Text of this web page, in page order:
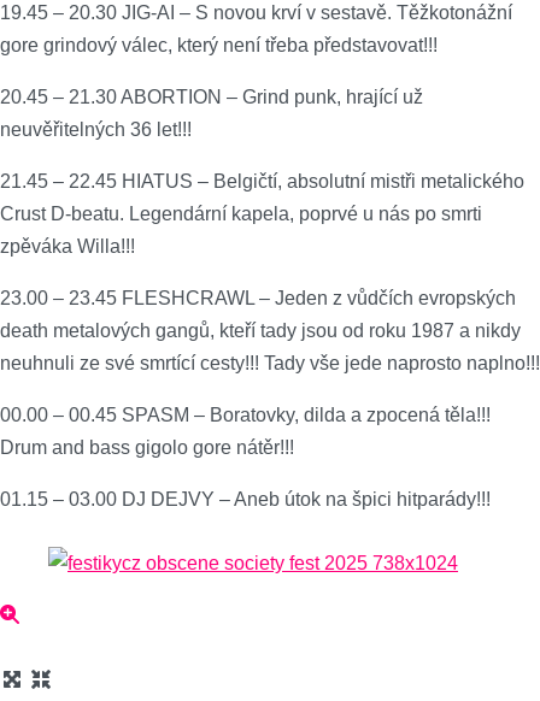
19.45 – 20.30 JIG-AI – S novou krví v sestavě. Těžkotonážní
gore grindový válec, který není třeba představovat!!!
20.45 – 21.30 ABORTION – Grind punk, hrající už
neuvěřitelných 36 let!!!
21.45 – 22.45 HIATUS – Belgičtí, absolutní mistři metalického
Crust D-beatu. Legendární kapela, poprvé u nás po smrti
zpěváka Willa!!!
23.00 – 23.45 FLESHCRAWL – Jeden z vůdčích evropských
death metalových gangů, kteří tady jsou od roku 1987 a nikdy
neuhnuli ze své smrtící cesty!!! Tady vše jede naprosto naplno!!!
00.00 – 00.45 SPASM – Boratovky, dilda a zpocená těla!!!
Drum and bass gigolo gore nátěr!!!
01.15 – 03.00 DJ DEJVY – Aneb útok na špici hitparády!!!